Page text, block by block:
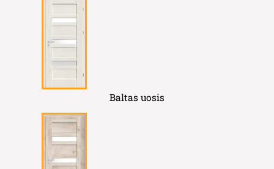
Baltas uosis